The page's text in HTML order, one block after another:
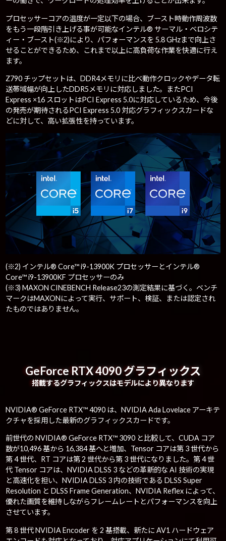
プロセッサーコアの温度が一定以下の場合、ブースト時動作周波数
をもう一段階引き上げる事が可能なインテル® サーマル・ベロシテ
ィー・ブースト(※2)により、パフォーマンスを 5.8 GHzまで向上さ
せることができるため、これまで以上に高負荷な作業を快適に行え
ます。
Z790 チップセットは、DDR4メモリに比べ動作クロックやデータ転
送帯域幅が向上したDDR5メモリに対応しました。またPCI
Express ×16 スロットはPCI Express 5.0に対応しているため、今後
の発売が期待されるPCI Express 5.0 対応グラフィックスカードな
どに対して、高い拡張性を持っています。
(※2) インテル® Core™ i9-13900K プロセッサーとインテル®
Core™ i9-13900KF プロセッサーのみ
(※3) MAXON CINEBENCH Release23の測定結果に基づく。ベンチ
マークはMAXONによって実行、サポート、検証、または認定され
たものではありません。
GeForce RTX 4090 グラフィックス
搭載するグラフィックスはモデルにより異なります
NVIDIA® GeForce RTX™ 4090 は、NVIDIA Ada Lovelace アーキテ
クチャを採用した最新のグラフィックスカードです。
前世代の NVIDIA® GeForce RTX™ 3090 と比較して、CUDA コア
数が10,496 基から 16,384 基へと増加、Tensor コアは第 3 世代から
第 4 世代、RT コアは第 2 世代から第 3 世代になりました。第 4 世
代 Tensor コアは、NVIDIA DLSS 3 などの革新的な AI 技術の実現
と高速化を担い、NVIDIA DLSS 3 内の技術である DLSS Super
Resolution と DLSS Frame Generation、NVIDIA Reflex によって、
優れた画質を維持しながらフレームレートとパフォーマンスを向上
させています。
第 8 世代 NVIDIA Encoder を 2 基搭載、新たに AV1 ハードウェア